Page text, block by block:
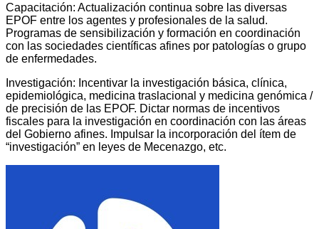
Capacitación: Actualización continua sobre las diversas
EPOF entre los agentes y profesionales de la salud.
Programas de sensibilización y formación en coordinación
con las sociedades científicas afines por patologías o grupo
de enfermedades.
Investigación: Incentivar la investigación básica, clínica,
epidemiológica, medicina traslacional y medicina genómica /
de precisión de las EPOF. Dictar normas de incentivos
fiscales para la investigación en coordinación con las áreas
del Gobierno afines. Impulsar la incorporación del ítem de
“investigación” en leyes de Mecenazgo, etc.